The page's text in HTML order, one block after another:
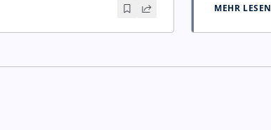
MEHR LESEN